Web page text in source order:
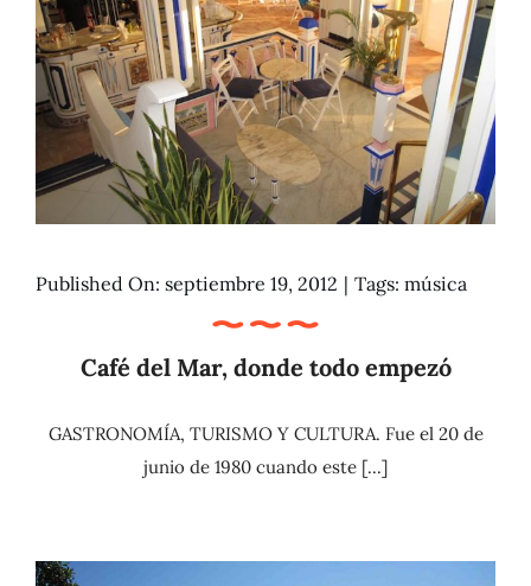
Published On: septiembre 19, 2012 | Tags: música
Café del Mar, donde todo empezó
GASTRONOMÍA, TURISMO Y CULTURA. Fue el 20 de
junio de 1980 cuando este [...]